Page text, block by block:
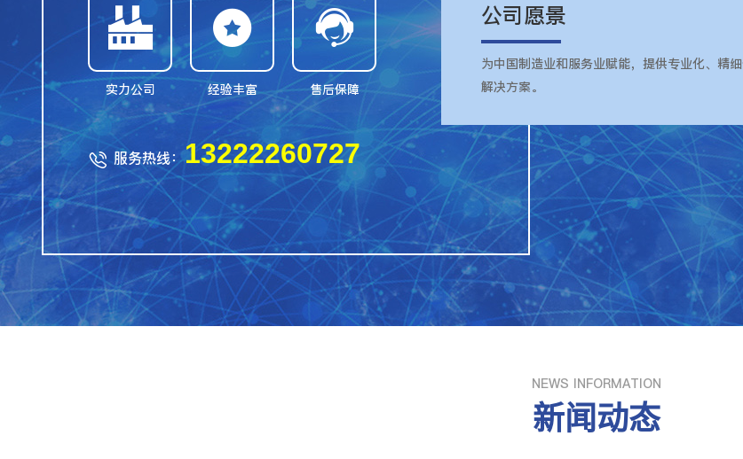

实力公司

经验丰富

售后保障
 服务热线：13222260727
公司愿景
为中国制造业和服务业赋能，提供专业化、精
解决方案。
NEWS INFORMATION
新闻动态